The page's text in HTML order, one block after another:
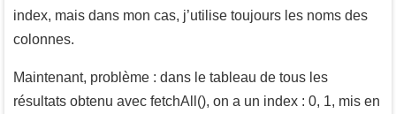
index, mais dans mon cas, j’utilise toujours les noms des
colonnes.
Maintenant, problème : dans le tableau de tous les
résultats obtenu avec fetchAll(), on a un index : 0, 1, mis en